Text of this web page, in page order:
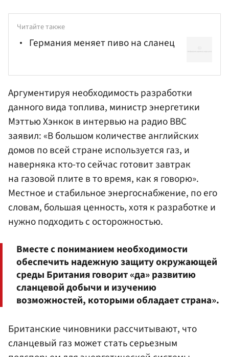
Читайте также
Германия меняет пиво на сланец
Аргументируя необходимость разработки
данного вида топлива, министр энергетики
Мэттью Хэнкок в интервью на радио BBC
заявил: «В большом количестве английских
домов по всей стране используется газ, и
наверняка кто-то сейчас готовит завтрак
на газовой плите в то время, как я говорю».
Местное и стабильное энергоснабжение, по его
словам, большая ценность, хотя к разработке и
нужно подходить с осторожностью.
Вместе с пониманием необходимости
обеспечить надежную защиту окружающей
среды Британия говорит «да» развитию
сланцевой добычи и изучению
возможностей, которыми обладает страна».
Британские чиновники рассчитывают, что
сланцевый газ может стать серьезным